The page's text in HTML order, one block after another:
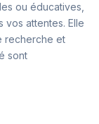
ou éducatives,
attentes. Elle
recherche et
sont